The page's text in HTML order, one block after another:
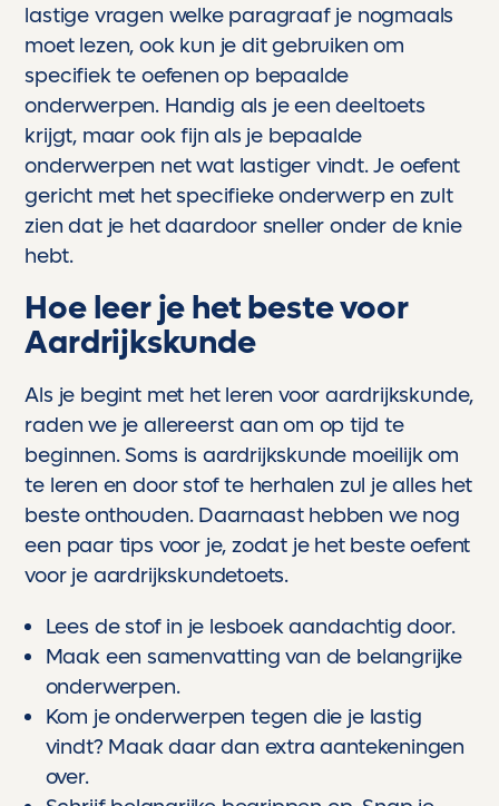
lastige vragen welke paragraaf je nogmaals
moet lezen, ook kun je dit gebruiken om
specifiek te oefenen op bepaalde
onderwerpen. Handig als je een deeltoets
krijgt, maar ook fijn als je bepaalde
onderwerpen net wat lastiger vindt. Je oefent
gericht met het specifieke onderwerp en zult
zien dat je het daardoor sneller onder de knie
hebt.
Hoe leer je het beste voor
Aardrijkskunde
Als je begint met het leren voor aardrijkskunde,
raden we je allereerst aan om op tijd te
beginnen. Soms is aardrijkskunde moeilijk om
te leren en door stof te herhalen zul je alles het
beste onthouden. Daarnaast hebben we nog
een paar tips voor je, zodat je het beste oefent
voor je aardrijkskundetoets.
Lees de stof in je lesboek aandachtig door.
Maak een samenvatting van de belangrijke
onderwerpen.
Kom je onderwerpen tegen die je lastig
vindt? Maak daar dan extra aantekeningen
over.